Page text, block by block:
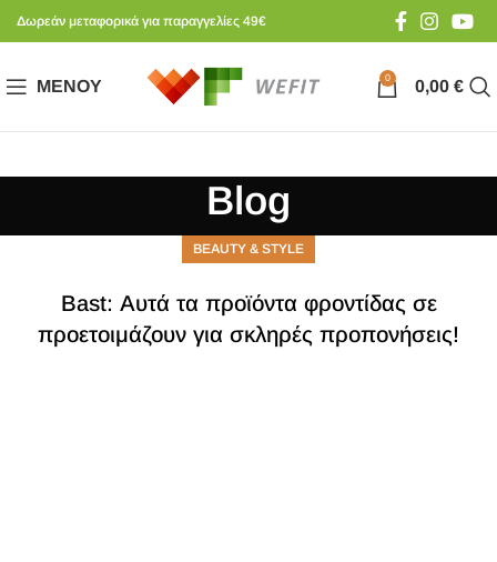
Δωρεάν μεταφορικά για παραγγελίες 49€
ΜΕΝΟΎ 0 0,00 €
Blog
BEAUTY & STYLE
Bast: Αυτά τα προϊόντα φροντίδας σε
προετοιμάζουν για σκληρές προπονήσεις!